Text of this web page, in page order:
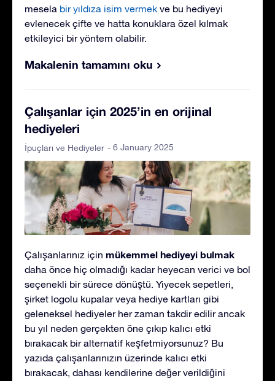
mesela bir yıldıza isim vermek ve bu hediyeyi
evlenecek çifte ve hatta konuklara özel kılmak
etkileyici bir yöntem olabilir.
Makalenin tamamını oku
Çalışanlar için 2025’in en orijinal
hediyeleri
İpuçları ve Hediyeler - 6 January 2025
Çalışanlarınız için mükemmel hediyeyi bulmak
daha önce hiç olmadığı kadar heyecan verici ve bol
seçenekli bir sürece dönüştü. Yiyecek sepetleri,
şirket logolu kupalar veya hediye kartları gibi
geleneksel hediyeler her zaman takdir edilir ancak
bu yıl neden gerçekten öne çıkıp kalıcı etki
bırakacak bir alternatif keşfetmiyorsunuz? Bu
yazıda çalışanlarınızın üzerinde kalıcı etki
bırakacak, dahası kendilerine değer verildiğini